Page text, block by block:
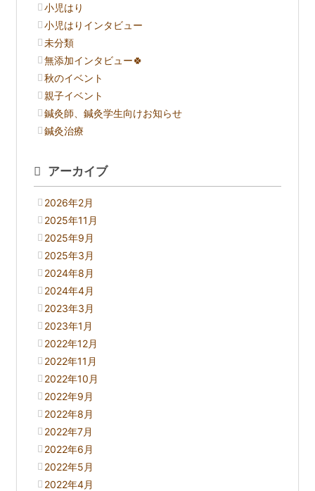
小児はり
小児はりインタビュー
未分類
無添加インタビュー🍀
秋のイベント
親子イベント
鍼灸師、鍼灸学生向けお知らせ
鍼灸治療
アーカイブ
2026年2月
2025年11月
2025年9月
2025年3月
2024年8月
2024年4月
2023年3月
2023年1月
2022年12月
2022年11月
2022年10月
2022年9月
2022年8月
2022年7月
2022年6月
2022年5月
2022年4月